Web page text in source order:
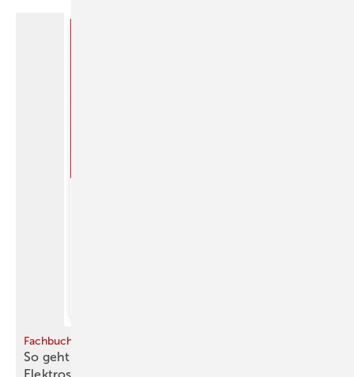
Fachbuch
So geht Brandschutz bei